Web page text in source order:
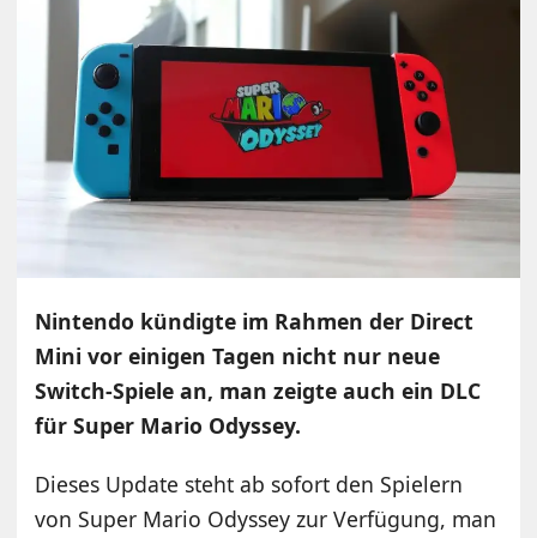
Nintendo kündigte im Rahmen der Direct
Mini vor einigen Tagen nicht nur neue
Switch-Spiele an, man zeigte auch ein DLC
für Super Mario Odyssey.
Dieses Update steht ab sofort den Spielern
von Super Mario Odyssey zur Verfügung, man